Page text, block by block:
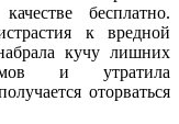
бесплатно.
к вредной
кучу лишних
и утратила
оторваться